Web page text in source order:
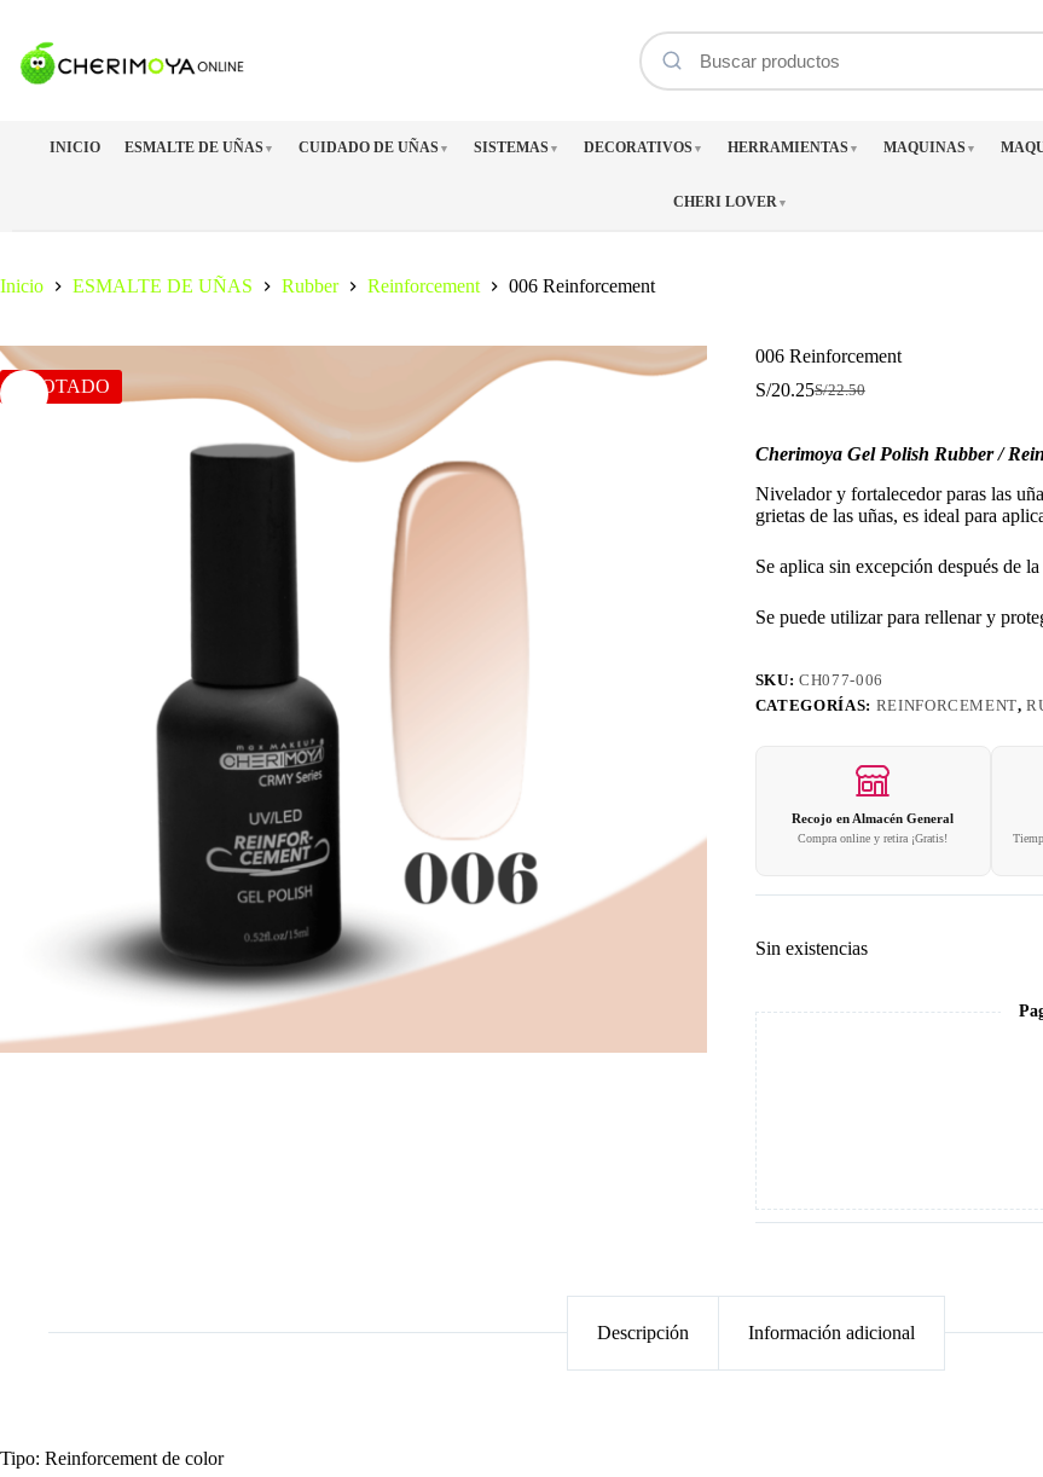
contenido
INICIO ESMALTE DE UÑAS ▼ CUIDADO DE UÑAS ▼ SISTEMAS ▼ DECORATIVOS ▼ HERRAMIENTAS ▼ MAQUINAS ▼
CHERI LOVER ▼
Inicio ESMALTE DE UÑAS Rubber Reinforcement 006 Reinforcement
AGOTADO
006 Reinforcement
S/22.50
El
original
era:
S/22.50.
S/20.25El
actual
es:
S/20.25.
Cherimoya Gel Polish Rubber /
Nivelador y fortalecedor paras las
grietas de las uñas, es ideal para
Se aplica sin excepción después de
Se puede utilizar para rellenar y
SKU:CH077-006
CATEGORÍAS: REINFORCEMENT,
Recojo en Almacén General
Compra online y retira ¡Gratis!
Sin existencias
Descripción Información adicional
Tipo: Reinforcement de color